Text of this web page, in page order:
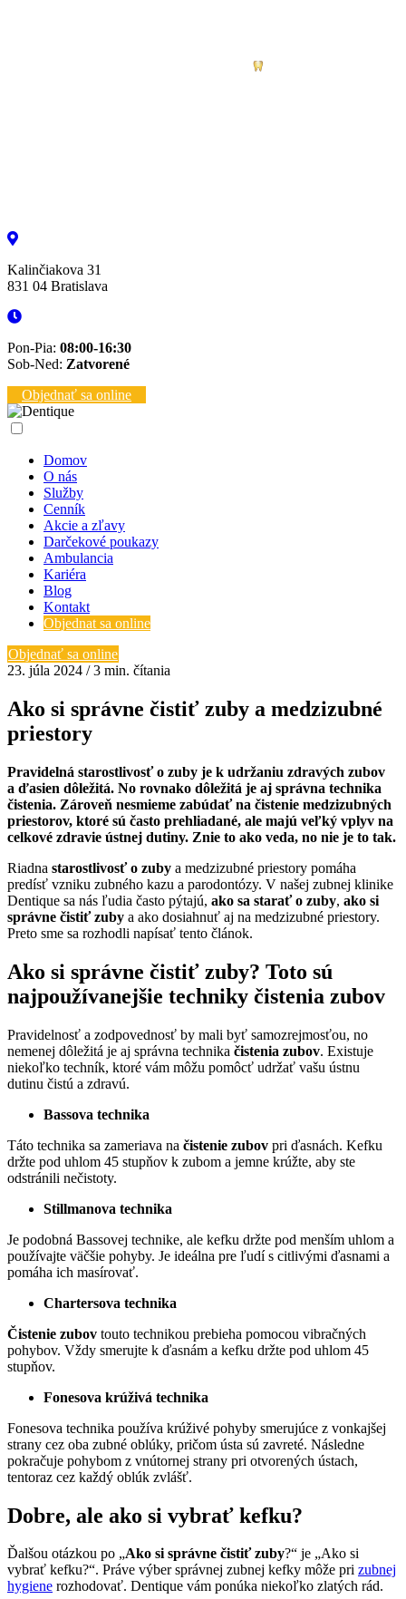
Kalinčiakova 31
831 04 Bratislava
Pon-Pia: 08:00-16:30
Sob-Ned: Zatvorené
Objednať sa online
Domov
O nás
Služby
Cenník
Akcie a zľavy
Darčekové poukazy
Ambulancia
Kariéra
Blog
Kontakt
Objednat sa online
Objednať sa online
23. júla 2024 / 3 min. čítania
Ako si správne čistiť zuby a medzizubné
priestory
Pravidelná starostlivosť o zuby je k udržaniu zdravých zubov
a ďasien dôležitá. No rovnako dôležitá je aj správna technika
čistenia. Zároveň nesmieme zabúdať na čistenie medzizubných
priestorov, ktoré sú často prehliadané, ale majú veľký vplyv na
celkové zdravie ústnej dutiny. Znie to ako veda, no nie je to tak.
Riadna starostlivosť o zuby a medzizubné priestory pomáha
predísť vzniku zubného kazu a parodontózy. V našej zubnej klinike
Dentique sa nás ľudia často pýtajú, ako sa starať o zuby, ako si
správne čistiť zuby a ako dosiahnuť aj na medzizubné priestory.
Preto sme sa rozhodli napísať tento článok.
Ako si správne čistiť zuby? Toto sú
najpoužívanejšie techniky čistenia zubov
Pravidelnosť a zodpovednosť by mali byť samozrejmosťou, no
nemenej dôležitá je aj správna technika čistenia zubov. Existuje
niekoľko techník, ktoré vám môžu pomôcť udržať vašu ústnu
dutinu čistú a zdravú.
Bassova technika
Táto technika sa zameriava na čistenie zubov pri ďasnách. Kefku
držte pod uhlom 45 stupňov k zubom a jemne krúžte, aby ste
odstránili nečistoty.
Stillmanova technika
Je podobná Bassovej technike, ale kefku držte pod menším uhlom a
používajte väčšie pohyby. Je ideálna pre ľudí s citlivými ďasnami a
pomáha ich masírovať.
Chartersova technika
Čistenie zubov touto technikou prebieha pomocou vibračných
pohybov. Vždy smerujte k ďasnám a kefku držte pod uhlom 45
stupňov.
Fonesova krúživá technika
Fonesova technika používa krúživé pohyby smerujúce z vonkajšej
strany cez oba zubné oblúky, pričom ústa sú zavreté. Následne
pokračuje pohybom z vnútornej strany pri otvorených ústach,
tentoraz cez každý oblúk zvlášť.
Dobre, ale ako si vybrať kefku?
Ďalšou otázkou po „Ako si správne čistiť zuby?“ je „Ako si
vybrať kefku?“. Práve výber správnej zubnej kefky môže pri zubnej
hygiene rozhodovať. Dentique vám ponúka niekoľko zlatých rád.